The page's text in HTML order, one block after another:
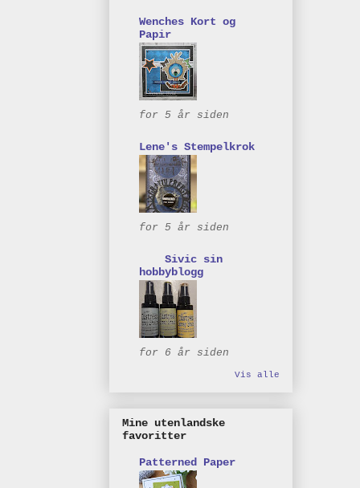
Wenches Kort og
Papir
for 5 år siden
Lene's Stempelkrok
for 5 år siden
Sivic sin
hobbyblogg
for 6 år siden
Vis alle
Mine utenlandske
favoritter
Patterned Paper